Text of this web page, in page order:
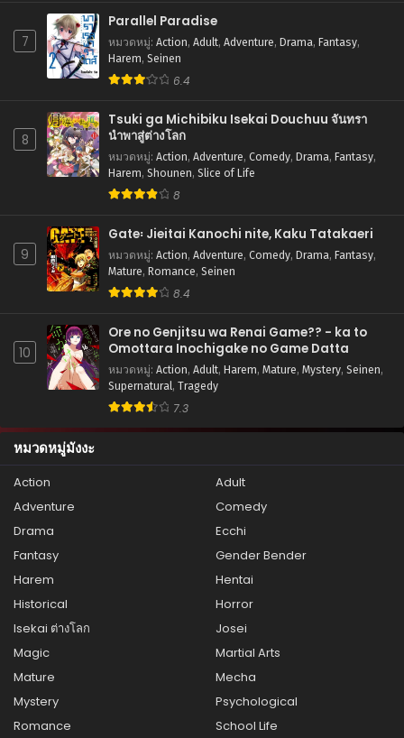
7
Parallel Paradise
หมวดหมู่: Action, Adult, Adventure, Drama, Fantasy,
Harem, Seinen
6.4
8
Tsuki ga Michibiku Isekai Douchuu จันทรา
นำพาสู่ต่างโลก
หมวดหมู่: Action, Adventure, Comedy, Drama, Fantasy,
Harem, Shounen, Slice of Life
8
9
Gate꞉ Jieitai Kanochi nite, Kaku Tatakaeri
หมวดหมู่: Action, Adventure, Comedy, Drama, Fantasy,
Mature, Romance, Seinen
8.4
10
Ore no Genjitsu wa Renai Game?? - ka to
Omottara Inochigake no Game Datta
หมวดหมู่: Action, Adult, Harem, Mature, Mystery, Seinen,
Supernatural, Tragedy
7.3
หมวดหมู่มังงะ
Action
Adult
Adventure
Comedy
Drama
Ecchi
Fantasy
Gender Bender
Harem
Hentai
Historical
Horror
Isekai ต่างโลก
Josei
Magic
Martial Arts
Mature
Mecha
Mystery
Psychological
Romance
School Life